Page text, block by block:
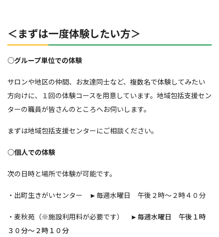
＜まずは一度体験したい方＞
○グループ単位での体験
サロンや地区の仲間、お友達同士など、複数名で体験してみたい
方向けに、１回の体験コースを用意しています。地域包括支援セン
ターの職員が皆さんのところへお伺いします。
まずは地域包括支援センターにご相談ください。
○個人での体験
次の日時と場所で体験が可能です。
・出町生きがいセンター ►毎週水曜日 午後２時～２時４０分
・麦秋苑（※施設利用料が必要です） ► 毎週水曜日 午後１時
３０分～２時１０分